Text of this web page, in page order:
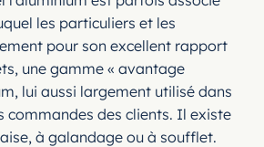
les particuliers et les
pour son excellent rapport
une gamme « avantage
lui aussi largement utilisé dans
commandes des clients. Il existe
à galandage ou à soufflet.